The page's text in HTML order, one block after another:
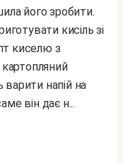
його зробити.
кисіль зі
киселю з
картопляний
напій на
він дає н...